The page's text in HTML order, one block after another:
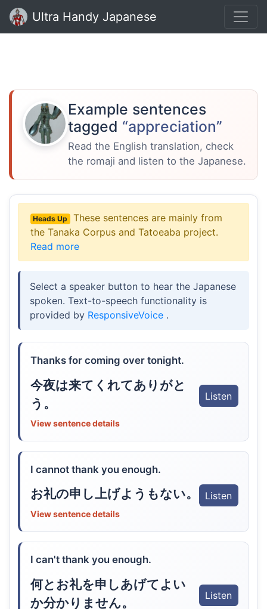
Ultra Handy Japanese
Example sentences
tagged “appreciation”
Read the English translation, check
the romaji and listen to the Japanese.
Heads Up
These sentences are mainly from
the Tanaka Corpus and Tatoeaba project.
Read more
Select a speaker button to hear the Japanese
spoken. Text-to-speech functionality is
provided by ResponsiveVoice .
Thanks for coming over tonight.
今夜は来てくれてありがと
う。
Listen
View sentence details
I cannot thank you enough.
お礼の申し上げようもない。 Listen
View sentence details
I can't thank you enough.
何とお礼を申しあげてよい
か分かりません。
Listen